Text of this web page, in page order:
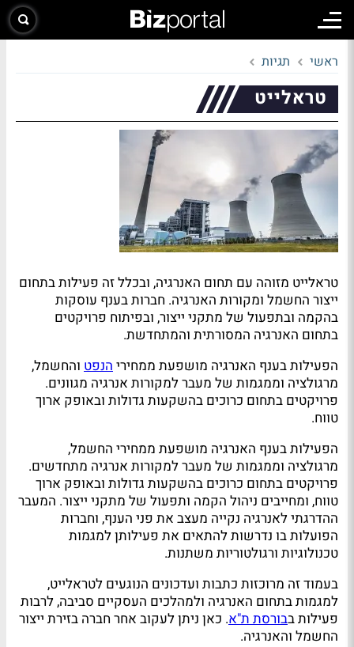
ראשי תגיות
טראלייט
טראלייט מזוהה עם תחום האנרגיה, ובכלל זה פעילות בתחום
ייצור החשמל ומקורות האנרגיה. חברות בענף עוסקות
בהקמה ובתפעול של מתקני ייצור, ובפיתוח פרויקטים
בתחום האנרגיה המסורתית והמתחדשת.
הפעילות בענף האנרגיה מושפעת ממחיריהנפט והחשמל,
מרגולציה וממגמות של מעבר למקורות אנרגיה מגוונים.
פרויקטים בתחום כרוכים בהשקעות גדולות ובאופק ארוך
טווח.
הפעילות בענף האנרגיה מושפעת ממחירי החשמל,
מרגולציה וממגמות של מעבר למקורות אנרגיה מתחדשים.
פרויקטים בתחום כרוכים בהשקעות גדולות ובאופק ארוך
טווח, ומחייבים ניהול הקמה ותפעול של מתקני ייצור. המעבר
ההדרגתי לאנרגיה נקייה מעצב את פני הענף, וחברות
הפועלות בו נדרשות להתאים את פעילותן למגמות
טכנולוגיות ורגולטוריות משתנות.
בעמוד זה מרוכזות כתבות ועדכונים הנוגעים לטראלייט,
למגמות בתחום האנרגיה ולמהלכים העסקיים סביבה, לרבות
פעילות בבורסת ת"א. כאן ניתן לעקוב אחר חברה בזירת ייצור
החשמל והאנרגיה.